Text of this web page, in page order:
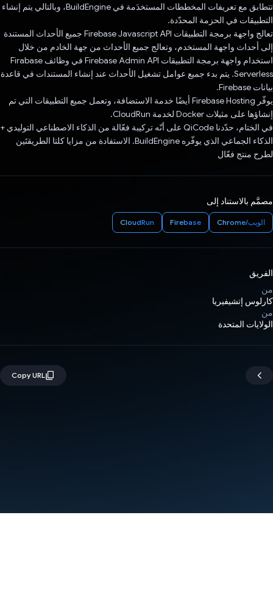
تتطابق مع تعريفات المخططات المستخدَمة في BuildEngine، وبالتالي يتم إنشاء
التطبيقات في الحزمة المحدّدة.
تعالج واجهة برمجة التطبيقات Firebase Javascript API جميع الأحداث المستندة
إلى أحداث واجهة المستخدم، وتعالج جميع الأحداث من جهة الخادم من خلال
استخدام واجهة برمجة التطبيقات Firebase Admin API في وظائف Firabase
Serverless. يتم بدء جميع عوامل تشغيل الأحداث عند إنشاء المستندات في قاعدة
بيانات Firebase.
يوفّر Firebase Hosting أيضًا خدمة الاستضافة، وتعمل جميع التطبيقات التي تم
إنشاؤها على مثيلات Docker لخدمة CloudRun.
في الختام، حدّدنا QiCode على أنّه تركيبة فعّالة من الذكاء الاصطناعي التوليدي +
الذكاء الجماعي الذي يوفّره BuildEngine. الاستفادة من مزايا كلتا الطريقتَين
لطرح منتج فعّال
مصمَّم بالاستناد إلى
الويب/Chrome Firebase
CloudRun
الفريق
من
كارلوس إتشيفيريا
من
الولايات المتحدة